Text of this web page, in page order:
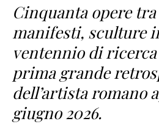
Cinquanta opere
manifesti, sculture
ventennio di
prima grande
dell’artista romano
giugno 2026.